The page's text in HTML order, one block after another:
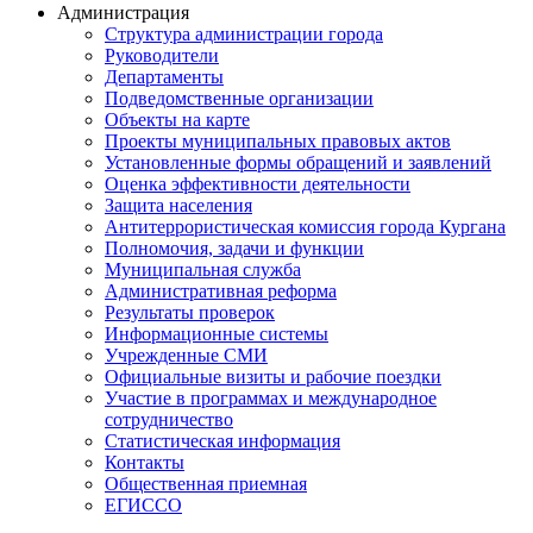
Администрация
Структура администрации города
Руководители
Департаменты
Подведомственные организации
Объекты на карте
Проекты муниципальных правовых актов
Установленные формы обращений и заявлений
Оценка эффективности деятельности
Защита населения
Антитеррористическая комиссия города Кургана
Полномочия, задачи и функции
Муниципальная служба
Административная реформа
Результаты проверок
Информационные системы
Учрежденные СМИ
Официальные визиты и рабочие поездки
Участие в программах и международное
сотрудничество
Статистическая информация
Контакты
Общественная приемная
ЕГИССО